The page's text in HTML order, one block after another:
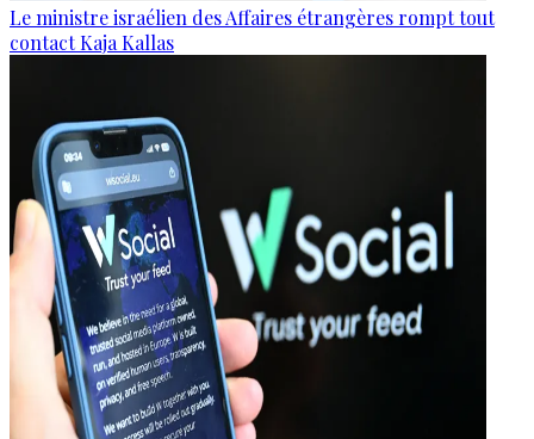
Le ministre israélien des Affaires étrangères rompt tout
contact Kaja Kallas